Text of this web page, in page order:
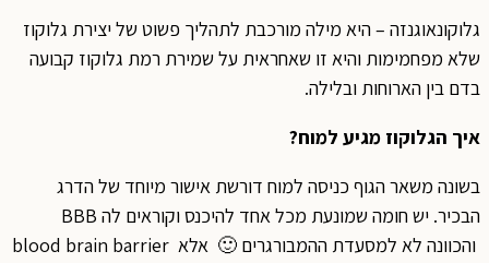
גלוקונאוגנזה – היא מילה מורכבת לתהליך פשוט של יצירת גלוקוז
שלא מפחמימות והיא זו שאחראית על שמירת רמת גלוקוז קבועה
בדם בין הארוחות ובלילה.
איך הגלוקוז מגיע למוח?
בשונה משאר הגוף כניסה למוח דורשת אישור מיוחד של הדרג
הבכיר. יש חומה שמונעת מכל אחד להיכנס וקוראים לה BBB
והכוונה לא למסעדת ההמבורגרים 🙂 אלא blood brain barrier